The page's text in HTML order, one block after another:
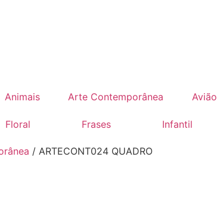
Animais Arte Contemporânea Avião
Floral Frases Infantil
/ ARTECONT024 QUADRO